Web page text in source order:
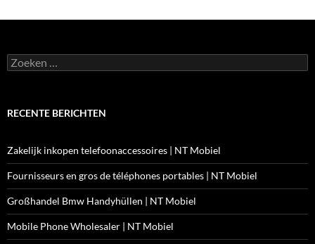
Zoeken
naar:
RECENTE BERICHTEN
Zakelijk inkopen telefoonaccessoires | NT Mobiel
Fournisseurs en gros de téléphones portables | NT Mobiel
Großhandel Bmw Handyhüllen | NT Mobiel
Mobile Phone Wholesaler | NT Mobiel